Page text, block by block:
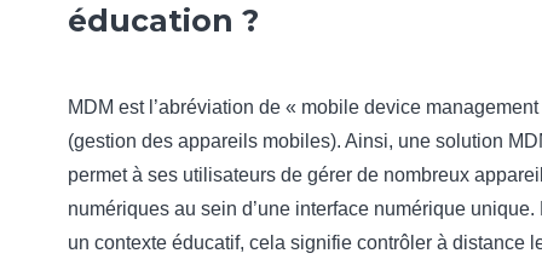
éducation ?
MDM est l’abréviation de « mobile device management
(gestion des appareils mobiles). Ainsi, une solution
permet à ses utilisateurs de gérer de nombreux
numériques au sein d’une interface numérique unique.
un contexte éducatif, cela signifie contrôler à distance